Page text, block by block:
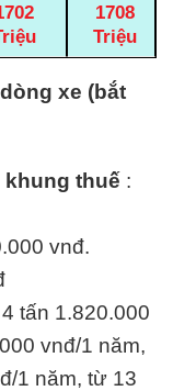
1708
Triệu
xe (bắt
thuế :
vnđ.
tấn 1.820.000
vnđ/1 năm,
1 năm, từ 13